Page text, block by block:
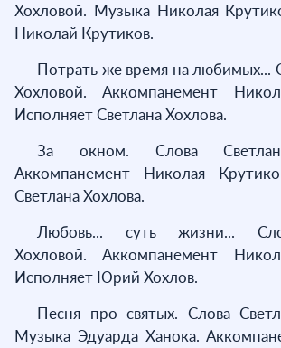
Хохловой. Музыка Николая
Николай Крутиков.
Потрать же время на любимых...
Хохловой. Аккомпанемент
Исполняет Светлана Хохлова.
За окном. Слова
Аккомпанемент Николая
Светлана Хохлова.
Любовь... суть жизни...
Хохловой. Аккомпанемент
Исполняет Юрий Хохлов.
Песня про святых. Слова
Музыка Эдуарда Ханока.